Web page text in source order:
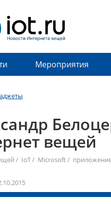
Мероприятия
вещей
/ IoT/ Microsoft/